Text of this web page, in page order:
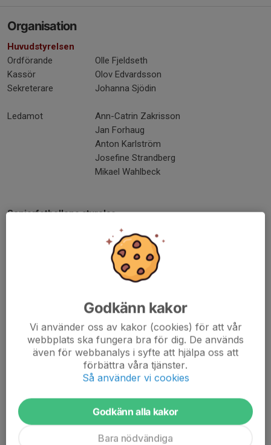
Organisation
Huvudstyrelsen
Ordförande
Olle Fjeldseth
Kassör
Olov Edvardsson
Sekreterare
Johanna Sjödin
Ledamot
Ann-Catrin Zakrisson
Jan Forhaug
Anton Karlström
Josefine Strandberg
Mikael Wahlbeck
Seniorfotbollens styrelse
vakant
Anna Widmark
Annika Westbergh
Bruno Nilsson
Urban Nilsson
Hans Vikström
Johnny Eriksson
Ungdomsfotbollens styrelse
Ordförande
Jessika Söderkvist
Lena Nordlund
Godkänn kakor
Vi använder oss av kakor (cookies) för att vår
webbplats ska fungera bra för dig. De används
även för webbanalys i syfte att hjälpa oss att
förbättra våra tjänster.
Så använder vi cookies
Godkänn alla kakor
Bara nödvändiga